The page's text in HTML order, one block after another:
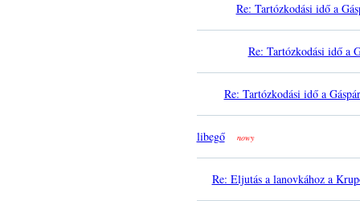
Re: Tartózkodási idő a
Re: Tartózkodási idő a
Re: Tartózkodási idő a
libegő nowy
Re: Eljutás a lanovkához a